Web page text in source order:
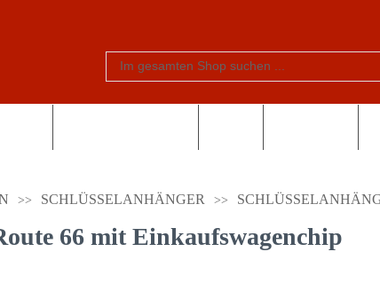
SCHLÜSSELANHÄNGER
66 mit Einkaufswagenchip